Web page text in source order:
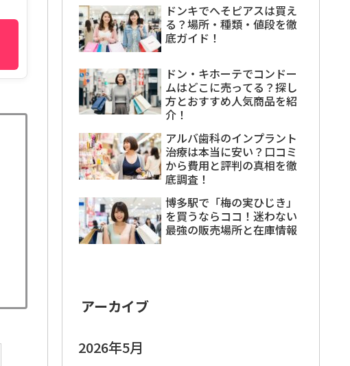
ドンキでへそピアスは買え
る？場所・種類・値段を徹
底ガイド！
ドン・キホーテでコンドー
ムはどこに売ってる？探し
方とおすすめ人気商品を紹
介！
アルバ歯科のインプラント
治療は本当に安い？口コミ
から費用と評判の真相を徹
底調査！
博多駅で「梅の実ひじき」
を買うならココ！迷わない
最強の販売場所と在庫情報
アーカイブ
2026年5月